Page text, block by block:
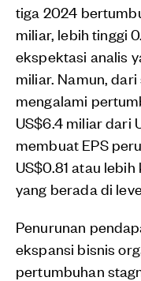
tiga 2024
miliar, lebih tinggi
ekspektasi analis
miliar. Namun,
mengalami
US$6.4 miliar dari
membuat EPS
US$0.81 atau
yang berada di
Penurunan
ekspansi bisnis
pertumbuhan